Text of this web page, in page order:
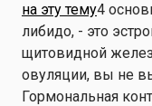
на эту тему4
либидо, - это
щитовидной
овуляции, вы не
Гормональная